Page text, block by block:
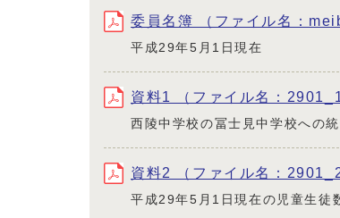
委員名簿 （ファイル名：
平成29年5月1日現在
資料1 （ファイル名：
西陵中学校の冨士見中学校への
資料2 （ファイル名：
平成29年5月1日現在の児童生徒